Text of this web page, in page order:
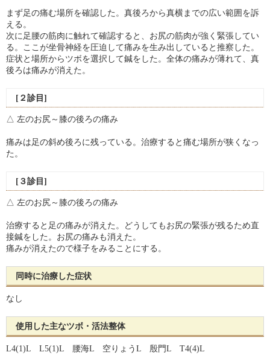
まず足の痛む場所を確認した。真後ろから真横までの広い範囲を訴
える。
次に足腰の筋肉に触れて確認すると、お尻の筋肉が強く緊張してい
る。ここが坐骨神経を圧迫して痛みを生み出していると推察した。
症状と場所からツボを選択して鍼をした。全体の痛みが薄れて、真
後ろは痛みが消えた。
[２診目]
△ 左のお尻～膝の後ろの痛み
痛みは足の斜め後ろに残っている。治療すると痛む場所が狭くなっ
た。
[３診目]
△ 左のお尻～膝の後ろの痛み
治療すると足の痛みが消えた。どうしてもお尻の緊張が残るため直
接鍼をした。お尻の痛みも消えた。
痛みが消えたので様子をみることにする。
同時に治療した症状
なし
使用した主なツボ・活法整体
L4(1)L L5(1)L 腰海L 空りょうL 殷門L T4(4)L